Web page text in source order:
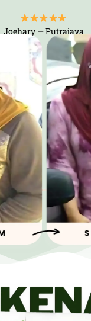
Joehary — Putrajaya